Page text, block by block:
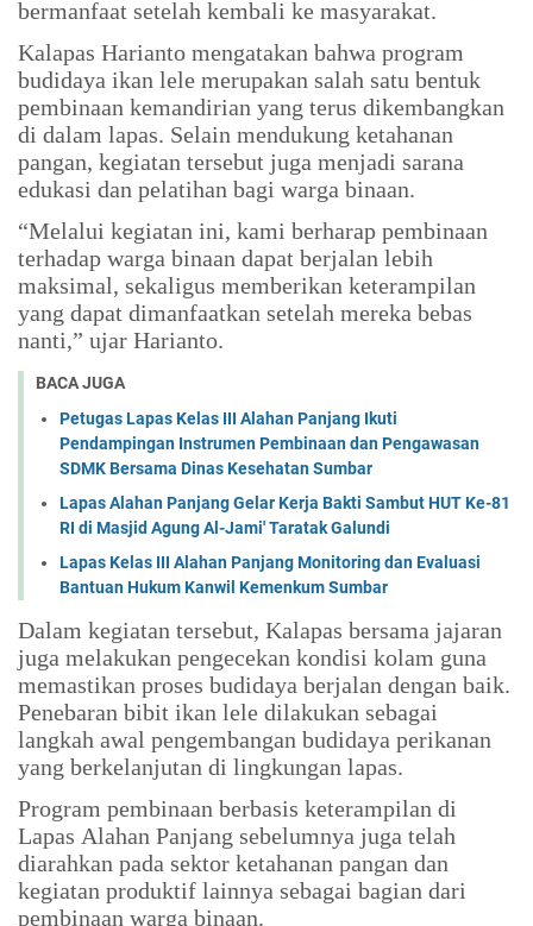
bermanfaat setelah kembali ke masyarakat.
Kalapas Harianto mengatakan bahwa program
budidaya ikan lele merupakan salah satu bentuk
pembinaan kemandirian yang terus dikembangkan
di dalam lapas. Selain mendukung ketahanan
pangan, kegiatan tersebut juga menjadi sarana
edukasi dan pelatihan bagi warga binaan.
“Melalui kegiatan ini, kami berharap pembinaan
terhadap warga binaan dapat berjalan lebih
maksimal, sekaligus memberikan keterampilan
yang dapat dimanfaatkan setelah mereka bebas
nanti,” ujar Harianto.
BACA JUGA
Petugas Lapas Kelas III Alahan Panjang Ikuti
Pendampingan Instrumen Pembinaan dan Pengawasan
SDMK Bersama Dinas Kesehatan Sumbar
Lapas Alahan Panjang Gelar Kerja Bakti Sambut HUT Ke-81
RI di Masjid Agung Al-Jami' Taratak Galundi
Lapas Kelas III Alahan Panjang Monitoring dan Evaluasi
Bantuan Hukum Kanwil Kemenkum Sumbar
Dalam kegiatan tersebut, Kalapas bersama jajaran
juga melakukan pengecekan kondisi kolam guna
memastikan proses budidaya berjalan dengan baik.
Penebaran bibit ikan lele dilakukan sebagai
langkah awal pengembangan budidaya perikanan
yang berkelanjutan di lingkungan lapas.
Program pembinaan berbasis keterampilan di
Lapas Alahan Panjang sebelumnya juga telah
diarahkan pada sektor ketahanan pangan dan
kegiatan produktif lainnya sebagai bagian dari
pembinaan warga binaan.